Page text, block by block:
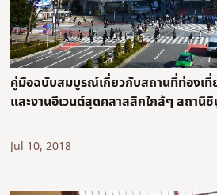
คู่มือฉบับสมบูรณ์เกี่ยวกับสถานที่ท่องเที่
และงานอีเวนต์สุดคลาสสิกใกล้ๆ สถานีชิ
Jul 10, 2018